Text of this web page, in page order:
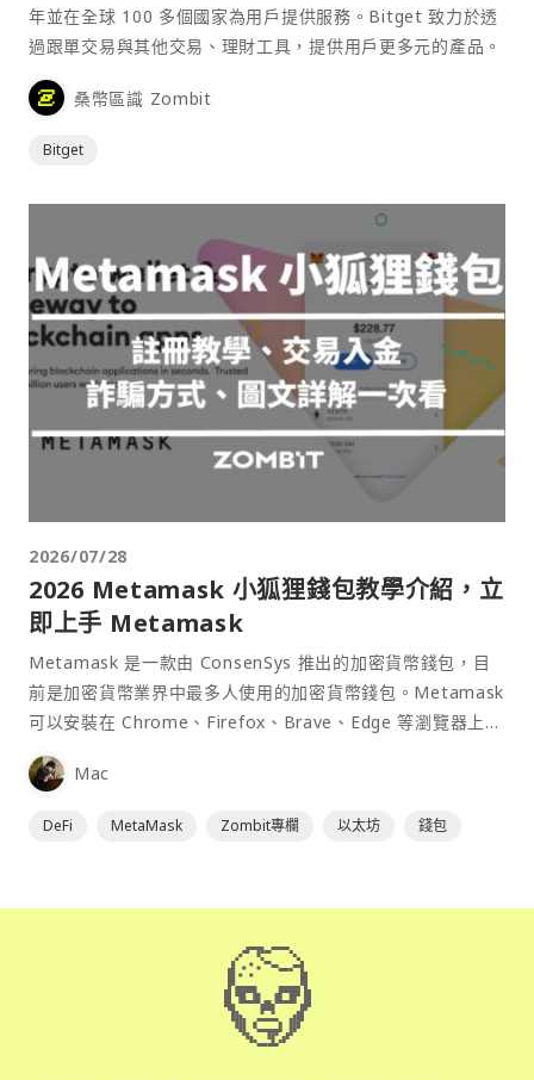
年並在全球 100 多個國家為用戶提供服務。Bitget 致力於透
過跟單交易與其他交易、理財工具，提供用戶更多元的產品。
桑幣區識 Zombit
Bitget
2026/07/28
2026 Metamask 小狐狸錢包教學介紹，立
即上手 Metamask
Metamask 是一款由 ConsenSys 推出的加密貨幣錢包，目
前是加密貨幣業界中最多人使用的加密貨幣錢包。Metamask
可以安裝在 Chrome、Firefox、Brave、Edge 等瀏覽器上作
為插件使用，具備許多功能且使用上非常方便。
Mac
DeFi MetaMask Zombit專欄 以太坊 錢包